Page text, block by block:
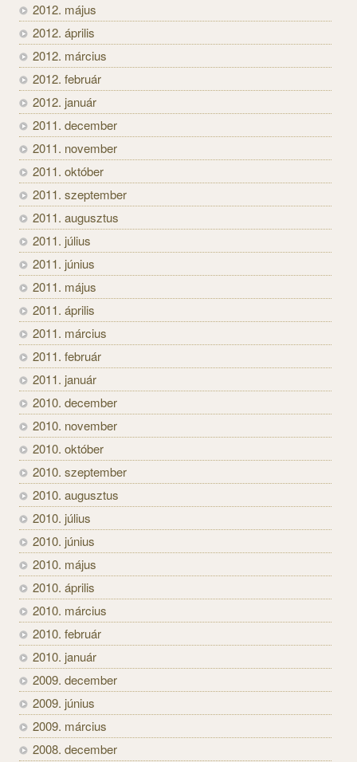
2012. május
2012. április
2012. március
2012. február
2012. január
2011. december
2011. november
2011. október
2011. szeptember
2011. augusztus
2011. július
2011. június
2011. május
2011. április
2011. március
2011. február
2011. január
2010. december
2010. november
2010. október
2010. szeptember
2010. augusztus
2010. július
2010. június
2010. május
2010. április
2010. március
2010. február
2010. január
2009. december
2009. június
2009. március
2008. december